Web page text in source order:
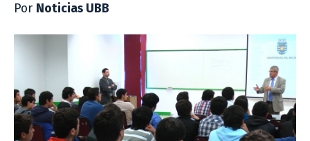
Por Noticias UBB